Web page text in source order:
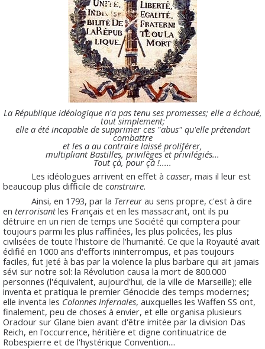
La République idéologique n'a pas tenu ses promesses; elle a échoué,
tout simplement;
elle a été incapable de supprimer ces "abus" qu'elle prétendait
combattre
et les a au contraire laissé proliférer,
multipliant Bastilles, privilèges et privilégiés...
Tout çà, pour çà !.....
Les idéologues arrivent en effet à casser, mais il leur est
beaucoup plus difficile de construire.
Ainsi, en 1793, par la Terreur au sens propre, c'est à dire
en terrorisantles Français et en les massacrant, ont ils pu
détruire en un rien de temps une Société qui comptera pour
toujours parmi les plus raffinées, les plus policées, les plus
civilisées de toute l'histoire de l'humanité. Ce que la Royauté avait
édifié en 1000 ans d'efforts ininterrompus, et pas toujours
faciles, fut jeté à bas par la violence la plus barbare qui ait jamais
sévi sur notre sol: la Révolution causa la mort de 800.000
personnes (l'équivalent, aujourd'hui, de la ville de Marseille); elle
inventa et pratiqua le premier Génocide des temps modernes;
elle inventa les Colonnes Infernales, auxquelles les Waffen SS ont,
finalement, peu de choses à envier, et elle organisa plusieurs
Oradour sur Glane bien avant d'être imitée par la division Das
Reich, en l'occurrence, héritière et digne continuatrice de
Robespierre et de l'hystérique Convention....